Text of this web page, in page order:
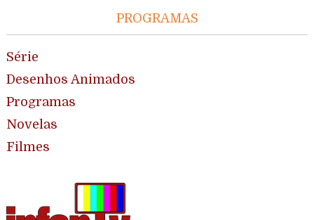
PROGRAMAS
Série
Desenhos Animados
Programas
Novelas
Filmes